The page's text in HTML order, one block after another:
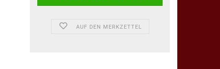
AUF DEN MERKZETTEL